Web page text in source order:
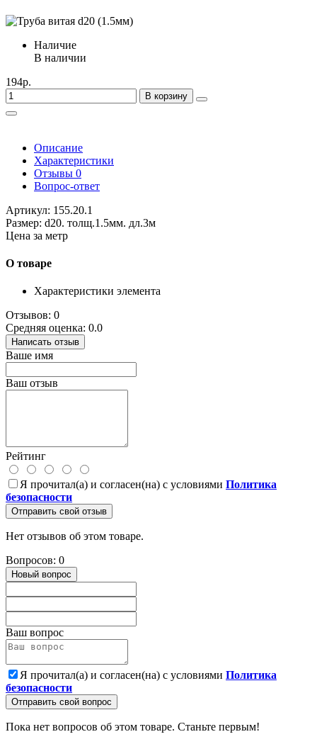
Наличие
В наличии
194р.
В корзину
Описание
Характеристики
Отзывы 0
Вопрос-ответ
Артикул: 155.20.1
Размер: d20. толщ.1.5мм. дл.3м
Цена за метр
О товаре
Характеристики элемента
Отзывов: 0
Средняя оценка: 0.0
Написать отзыв
Ваше имя
Ваш отзыв
Рейтинг
Я прочитал(а) и согласен(на) с условиями Политика
безопасности
Отправить свой отзыв
Нет отзывов об этом товаре.
Вопросов: 0
Новый вопрос
Ваш вопрос
Я прочитал(а) и согласен(на) с условиями Политика
безопасности
Отправить свой вопрос
Пока нет вопросов об этом товаре. Станьте первым!